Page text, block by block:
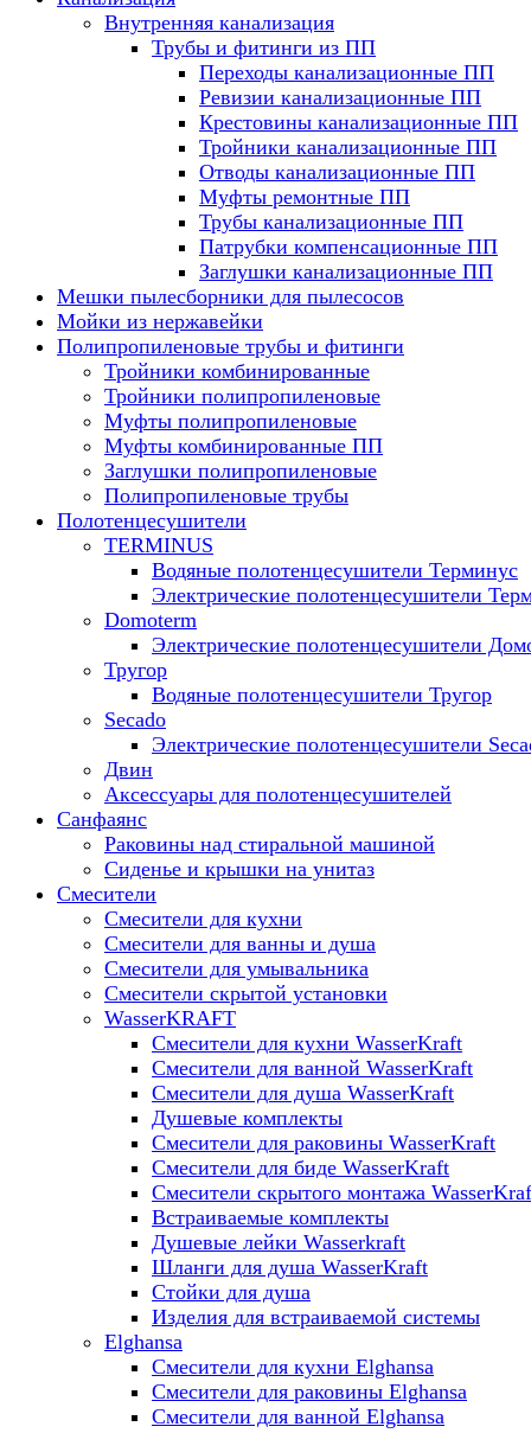
Внутренняя канализация
Трубы и фитинги из ПП
Переходы канализационные ПП
Ревизии канализационные ПП
Крестовины канализационные ПП
Тройники канализационные ПП
Отводы канализационные ПП
Муфты ремонтные ПП
Трубы канализационные ПП
Патрубки компенсационные ПП
Заглушки канализационные ПП
Мешки пылесборники для пылесосов
Мойки из нержавейки
Полипропиленовые трубы и фитинги
Тройники комбинированные
Тройники полипропиленовые
Муфты полипропиленовые
Муфты комбинированные ПП
Заглушки полипропиленовые
Полипропиленовые трубы
Полотенцесушители
TERMINUS
Водяные полотенцесушители Терминус
Электрические полотенцесушители
Domoterm
Электрические полотенцесушители
Тругор
Водяные полотенцесушители Тругор
Secado
Электрические полотенцесушители
Двин
Аксессуары для полотенцесушителей
Санфаянс
Раковины над стиральной машиной
Сиденье и крышки на унитаз
Смесители
Смесители для кухни
Смесители для ванны и душа
Смесители для умывальника
Смесители скрытой установки
WasserKRAFT
Смесители для кухни WasserKraft
Смесители для ванной WasserKraft
Смесители для душа WasserKraft
Душевые комплекты
Смесители для раковины WasserKraft
Смесители для биде WasserKraft
Смесители скрытого монтажа
Встраиваемые комплекты
Душевые лейки Wasserkraft
Шланги для душа WasserKraft
Стойки для душа
Изделия для встраиваемой системы
Elghansa
Смесители для кухни Elghansa
Смесители для раковины Elghansa
Смесители для ванной Elghansa